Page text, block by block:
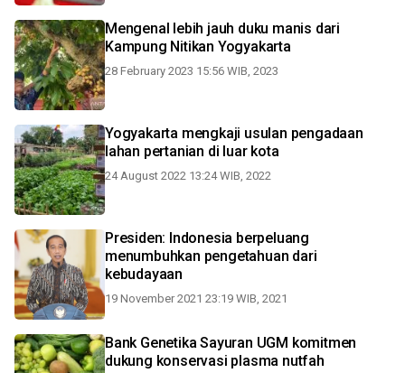
Mengenal lebih jauh duku manis dari
Kampung Nitikan Yogyakarta
28 February 2023 15:56 WIB, 2023
Yogyakarta mengkaji usulan pengadaan
lahan pertanian di luar kota
24 August 2022 13:24 WIB, 2022
Presiden: Indonesia berpeluang
menumbuhkan pengetahuan dari
kebudayaan
19 November 2021 23:19 WIB, 2021
Bank Genetika Sayuran UGM komitmen
dukung konservasi plasma nutfah